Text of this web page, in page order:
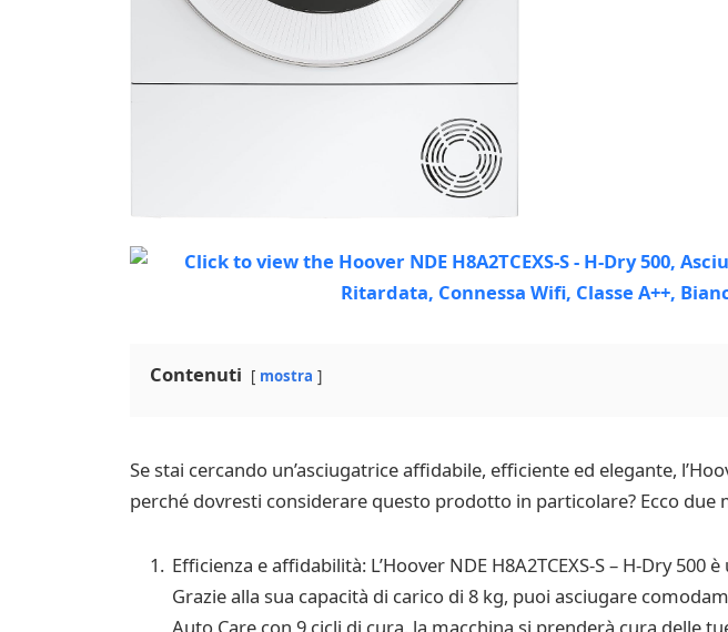
Contenuti mostra
Se stai cercando un’asciugatrice affidabile, efficiente ed elegante,
perché dovresti considerare questo prodotto in particolare? Ecco due
Efficienza e affidabilità: L’Hoover NDE H8A2TCEXS-S – H-Dry
Grazie alla sua capacità di carico di 8 kg, puoi asciugare
Auto Care con 9 cicli di cura, la macchina si prenderà cura